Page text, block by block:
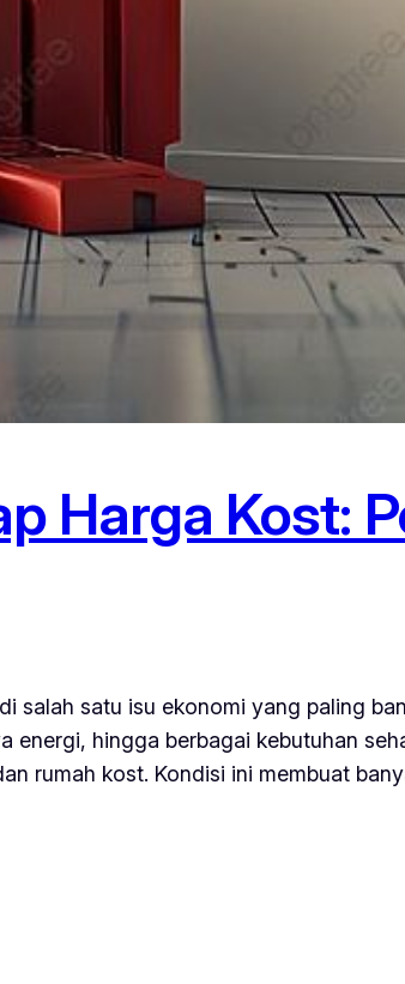
Harga Kost:
salah satu isu ekonomi yang paling
energi, hingga berbagai kebutuhan
rumah kost. Kondisi ini membuat